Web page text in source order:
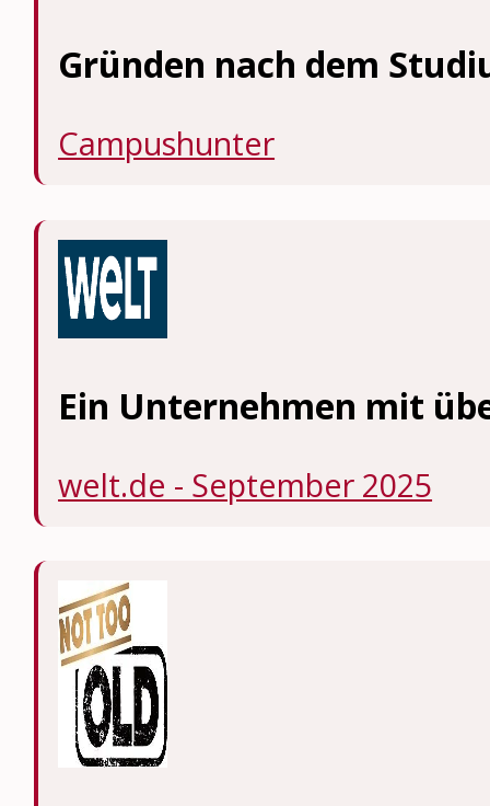
Gründen nach dem
Campushunter
Ein Unternehmen mit
welt.de - September 2025